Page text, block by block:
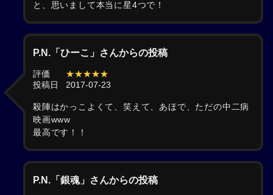
と、思いまして本当に星4つで！
P.N.「ひーこ」さんからの投稿
評価
★★★★★
投稿日
2017-07-23
殺陣はかっこよくて、笑えて、あほで、ただの中二病
映画www
最高です！！
P.N.「銀魂」さんからの投稿